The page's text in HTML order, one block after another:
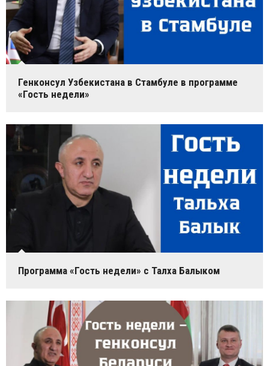
Генконсул Узбекистана в Стамбуле в программе
«Гость недели»
Программа «Гость недели» с Талха Балыком